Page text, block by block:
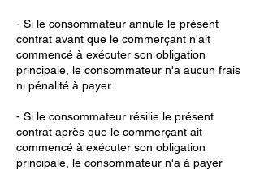
- Si le consommateur annule le présent
contrat avant que le commerçant n'ait
commencé à exécuter son obligation
principale, le consommateur n'a aucun frais
ni pénalité à payer.
- Si le consommateur résilie le présent
contrat après que le commerçant ait
commencé à exécuter son obligation
principale, le consommateur n'a à payer